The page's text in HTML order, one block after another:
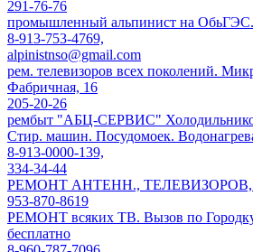
291-76-76
промышленный альпинист на ОбьГЭС.
8-913-753-4769,
alpinistnso@gmail.com
рем. телевизоров всех поколений.
Фабричная, 16
205-20-26
рембыт "АБЦ-СЕРВИС"
Стир. машин. Посудомоек.
8-913-0000-139,
334-34-44
РЕМОНТ АНТЕНН.,
953-870-8619
РЕМОНТ всяких ТВ. Вызов по
бесплатно